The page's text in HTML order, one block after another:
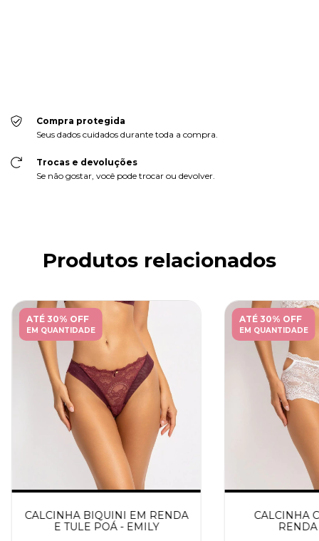
Compra protegida
Seus dados cuidados durante toda a compra.
Trocas e devoluções
Se não gostar, você pode trocar ou devolver.
Produtos relacionados
ATÉ 30% OFF
EM QUANTIDADE
CALCINHA BIQUINI EM RENDA
E TULE POÁ - EMILY
ATÉ 30% OFF
EM QUANTIDADE
CALCINHA